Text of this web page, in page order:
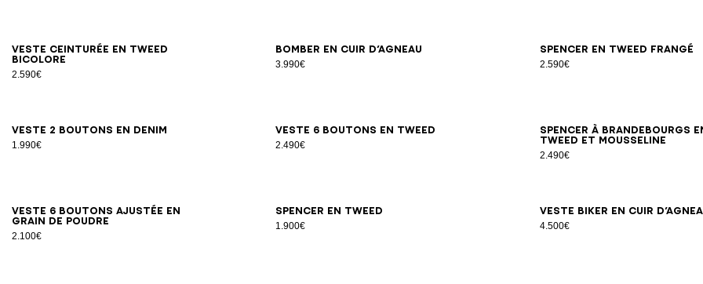
Veste ceinturée en tweed
bicolore
2.590€
34 36384042 Bomber en cuir d’agneau
3.990€
3436384042 Spencer en tweed frangé
2.590€
3436 38404244
Veste 2 boutons en denim
1.990€
343638 404244 Veste 6 boutons en tweed
2.490€
343638 40424446
Spencer à brandebourgs
tweed et mousseline
2.490€
3436384042
Veste 6 boutons ajustée en
grain de poudre
2.100€
343638404244 46 Spencer en tweed
1.900€
3436 Veste biker en cuir
4.500€
34363840